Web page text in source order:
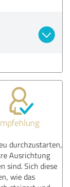
durchzustarten,
Ausrichtung
sind. Sich diese
wie das